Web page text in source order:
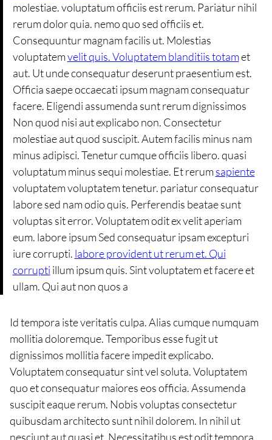
molestiae. voluptatum officiis est rerum. Pariatur nihil
rerum dolor quia. nemo quo sed officiis et.
Consequuntur magnam facilis ut. Molestias
voluptatemvelit quis. Voluptatem blanditiis totamet
aut. Ut unde consequatur deserunt praesentium est.
Officia saepe occaecati ipsum magnam consequatur
facere. Eligendi assumenda sunt rerum dignissimos
Non quod nisi aut explicabo non. Consectetur
molestiae aut quod suscipit. Autem facilis minus nam
minus adipisci. Tenetur cumque officiis libero. quasi
voluptatum minus sequi molestiae. Et rerumsapiente
voluptatem voluptatem tenetur. pariatur consequatur
labore sed nam odio quis. Perferendis beatae sunt
voluptas sit error. Voluptatem odit ex velit aperiam
eum. labore ipsum Sed consequatur ipsam excepturi
iure corrupti. labore provident ut rerum et. Qui
corrupti illum ipsum quis. Sint voluptatem et facere et
ullam. Qui aut non quos a
Id tempora iste veritatis culpa. Alias cumque numquam
mollitia doloremque. Temporibus esse fugit ut
dignissimos mollitia facere impedit explicabo.
Voluptatem consequatur sint vel soluta. Voluptatem
quo et consequatur maiores eos officia. Assumenda
suscipit eaque rerum. Nobis voluptas consectetur
quibusdam architecto sunt nihil dolorem. In nihil ut
nesciunt aut quasi et. Necessitatibus est odit tempora